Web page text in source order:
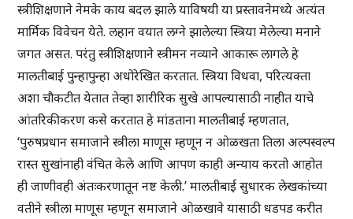
स्त्रीशिक्षणाने नेमके काय बदल झाले याविषयी या प्रस्तावनेमध्ये अत्यंत
मार्मिक विवेचन येते. लहान वयात लग्ने झालेल्या स्त्रिया मेलेल्या मनाने
जगत असत. परंतु स्त्रीशिक्षणाने स्त्रीमन नव्याने आकारू लागले हे
मालतीबाई पुन्हापुन्हा अधोरेखित करतात. स्त्रिया विधवा, परित्यक्ता
अशा चौकटीत येतात तेव्हा शारीरिक सुखे आपल्यासाठी नाहीत याचे
आंतरिकीकरण कसे करतात हे मांडताना मालतीबाई म्हणतात,
‘पुरुषप्रधान समाजाने स्त्रीला माणूस म्हणून न ओळखता तिला अल्पस्वल्प
रास्त सुखांनाही वंचित केले आणि आपण काही अन्याय करतो आहोत
ही जाणीवही अंतःकरणातून नष्ट केली.’ मालतीबाई सुधारक लेखकांच्या
वतीने स्त्रीला माणूस म्हणून समाजाने ओळखावे यासाठी धडपड करीत